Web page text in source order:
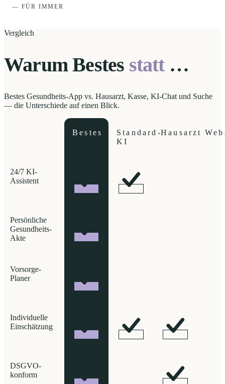
— FÜR IMMER
Vergleich
Warum Bestes statt…
Bestes Gesundheits-App vs. Hausarzt, Kasse, KI-Chat und Suche
— die Unterschiede auf einen Blick.
Bestes
Standard-
KI
Hausarzt
24/7 KI-
Assistent
Persönliche
Gesundheits-
Akte
Vorsorge-
Planer
Individuelle
Einschätzung
DSGVO-
konform